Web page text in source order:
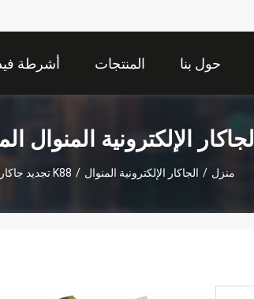
حول بنا المنتجات أشرطة
الجاكار الإلكترونية المنوال
منزل / الجاكار الإلكترونية المنوال / K88 تجديد جاكار رئيس